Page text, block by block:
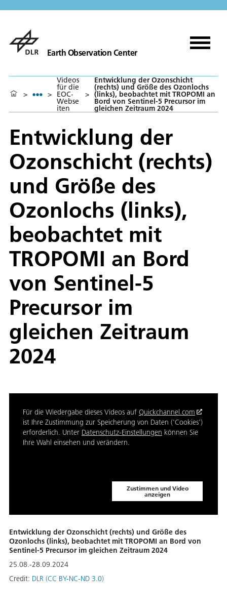
Earth Observation Center
> >
Videos
für die
EOC-
Webse
iten
>
Entwicklung der Ozonschicht
(rechts) und Größe des Ozonlochs
(links), beobachtet mit TROPOMI an
Bord von Sentinel-5 Precursor im
gleichen Zeitraum 2024
Entwicklung der
Ozonschicht (rechts)
und Größe des
Ozonlochs (links),
beobachtet mit
TROPOMI an Bord
von Sentinel-5
Precursor im
gleichen Zeitraum
2024
Für die Wiedergabe dieses Videos auf Quickchannel.com
ist Ihre Zustimmung zur Speicherung von Daten ('Cookies')
erforderlich. Unter Datenschutz-Einstellungen können Sie
Ihre Wahl einsehen und verändern.
Zustimmen und Video
anzeigen
Entwicklung der Ozonschicht (rechts) und Größe des
Ozonlochs (links), beobachtet mit TROPOMI an Bord von
Sentinel-5 Precursor im gleichen Zeitraum 2024
25.08.-28.09.2024
Credit: DLR (CC BY-NC-ND 3.0)